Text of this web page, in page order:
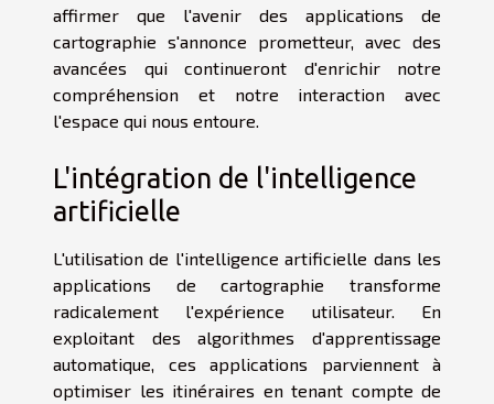
affirmer que l'avenir des applications de
cartographie s'annonce prometteur, avec des
avancées qui continueront d'enrichir notre
compréhension et notre interaction avec
l'espace qui nous entoure.
L'intégration de l'intelligence
artificielle
L'utilisation de l'intelligence artificielle dans les
applications de cartographie transforme
radicalement l'expérience utilisateur. En
exploitant des algorithmes d'apprentissage
automatique, ces applications parviennent à
optimiser les itinéraires en tenant compte de